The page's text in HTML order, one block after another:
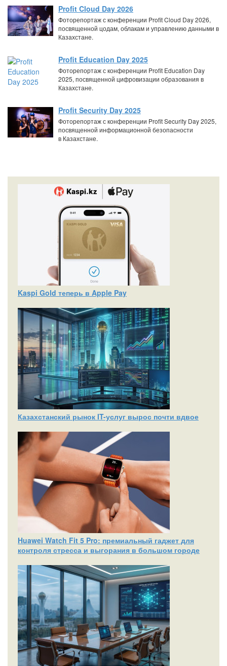
Profit Cloud Day 2026
Фоторепортаж с конференции Profit Cloud Day 2026,
посвященной цодам, облакам и управлению данными в
Казахстане.
Profit Education Day 2025
Фоторепортаж с конференции Profit Education Day
2025, посвященной цифровизации образования в
Казахстане.
Profit Security Day 2025
Фоторепортаж с конференции Profit Security Day 2025,
посвященной информационной безопасности
в Казахстане.
Kaspi Gold теперь в Apple Pay
Казахстанский рынок IT-услуг вырос почти вдвое
Huawei Watch Fit 5 Pro: премиальный гаджет для
контроля стресса и выгорания в большом городе